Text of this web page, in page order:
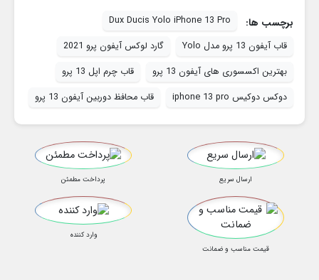
برچسب ها:
Dux Ducis Yolo iPhone 13 Pro
قاب آیفون 13 پرو مدل Yolo
گارد لوکس آیفون پرو 2021
بهترین اکسسوری های آیفون 13 پرو
قاب چرم اپل 13 پرو
دوکس دوکیس iphone 13 pro
قاب محافظ دوربین آیفون 13 پرو
ارسال سریع پرداخت مطمئن
قیمت مناسب و ضمانت
وارد کننده